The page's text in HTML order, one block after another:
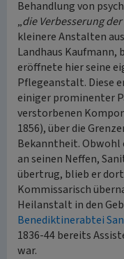
Behandlung von
„die Verbesserung
kleinere Anstalten
Landhaus Kaufmann,
eröffnete hier seine
Pflegeanstalt. Diese
einiger prominenter
verstorbenen
1856), über die
Bekanntheit. Obwohl
an seinen Neffen,
übertrug, blieb er
Kommissarisch
Heilanstalt in den
Benediktinerabtei
1836-44 bereits
war.